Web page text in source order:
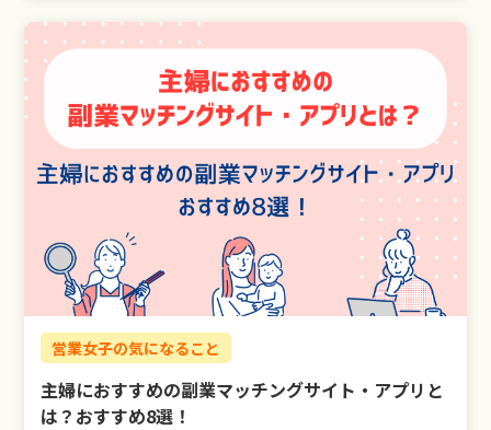
営業女子の気になること
主婦におすすめの副業マッチングサイト・アプリと
は？おすすめ8選！